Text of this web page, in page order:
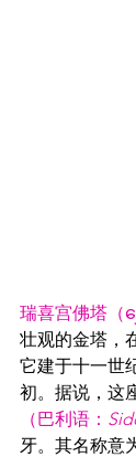
瑞喜宫佛塔
壮观的金塔，
它建于十一世
初。据说，这
（巴利语：
牙。其名称意